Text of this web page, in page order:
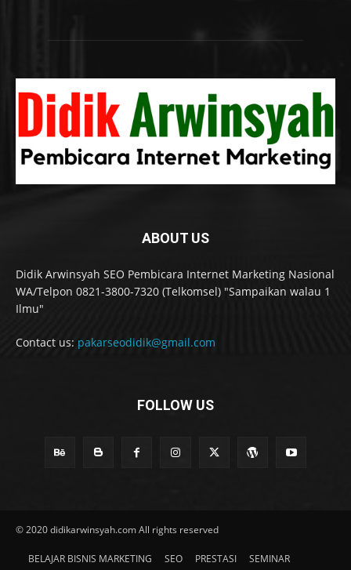
ABOUT US
Didik Arwinsyah SEO Pembicara Internet Marketing Nasional
WA/Telpon 0821-3800-7320 (Telkomsel) "Sampaikan walau 1
Ilmu"
Contact us: pakarseodidik@gmail.com
FOLLOW US
© 2020 didikarwinsyah.com All rights reserved
BELAJAR BISNIS MARKETING SEO PRESTASI
SEMINAR